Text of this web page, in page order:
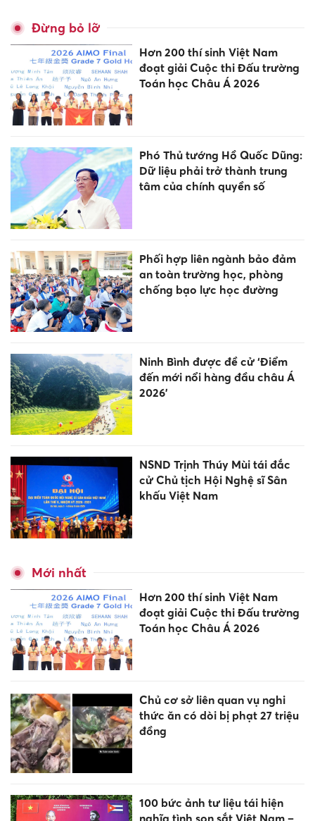
Đừng bỏ lỡ
Hơn 200 thí sinh Việt Nam
đoạt giải Cuộc thi Đấu trường
Toán học Châu Á 2026
Phó Thủ tướng Hồ Quốc Dũng:
Dữ liệu phải trở thành trung
tâm của chính quyền số
Phối hợp liên ngành bảo đảm
an toàn trường học, phòng
chống bạo lực học đường
Ninh Bình được đề cử ‘Điểm
đến mới nổi hàng đầu châu Á
2026’
NSND Trịnh Thúy Mùi tái đắc
cử Chủ tịch Hội Nghệ sĩ Sân
khấu Việt Nam
Mới nhất
Hơn 200 thí sinh Việt Nam
đoạt giải Cuộc thi Đấu trường
Toán học Châu Á 2026
Chủ cơ sở liên quan vụ nghi
thức ăn có dòi bị phạt 27 triệu
đồng
100 bức ảnh tư liệu tái hiện